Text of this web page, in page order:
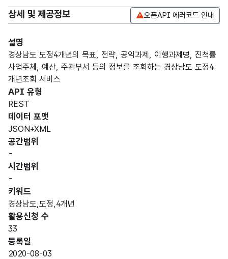
상세 및 제공정보 오픈API 에러코드 안내
설명
경상남도 도정4개년의 목표, 전략, 공익과제, 이행과제명, 진척률
사업주체, 예산, 주관부서 등의 정보를 조회하는 경상남도 도정4
개년조회 서비스
API 유형
REST
데이터 포맷
JSON+XML
공간범위
-
시간범위
-
키워드
경상남도,도정,4개년
활용신청 수
33
등록일
2020-08-03